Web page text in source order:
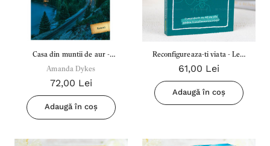
Casa din muntii de aur -
Amanda Dykes
Amanda Dykes
72,00 Lei
Adaugă în coș
Reconfigureaza-ti viata - Levi
Lusko
61,00 Lei
Adaugă în coș